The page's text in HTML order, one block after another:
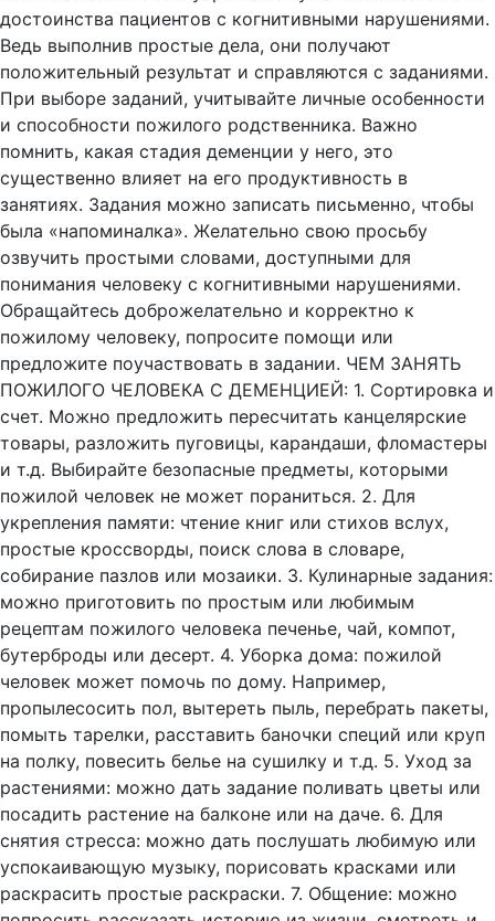
достоинства пациентов с когнитивными нарушениями.
Ведь выполнив простые дела, они получают
положительный результат и справляются с заданиями.
При выборе заданий, учитывайте личные особенности
и способности пожилого родственника. Важно
помнить, какая стадия деменции у него, это
существенно влияет на его продуктивность в
занятиях. Задания можно записать письменно, чтобы
была «напоминалка». Желательно свою просьбу
озвучить простыми словами, доступными для
понимания человеку с когнитивными нарушениями.
Обращайтесь доброжелательно и корректно к
пожилому человеку, попросите помощи или
предложите поучаствовать в задании. ЧЕМ ЗАНЯТЬ
ПОЖИЛОГО ЧЕЛОВЕКА С ДЕМЕНЦИЕЙ: 1. Сортировка и
счет. Можно предложить пересчитать канцелярские
товары, разложить пуговицы, карандаши, фломастеры
и т.д. Выбирайте безопасные предметы, которыми
пожилой человек не может пораниться. 2. Для
укрепления памяти: чтение книг или стихов вслух,
простые кроссворды, поиск слова в словаре,
собирание пазлов или мозаики. 3. Кулинарные задания:
можно приготовить по простым или любимым
рецептам пожилого человека печенье, чай, компот,
бутерброды или десерт. 4. Уборка дома: пожилой
человек может помочь по дому. Например,
пропылесосить пол, вытереть пыль, перебрать пакеты,
помыть тарелки, расставить баночки специй или круп
на полку, повесить белье на сушилку и т.д. 5. Уход за
растениями: можно дать задание поливать цветы или
посадить растение на балконе или на даче. 6. Для
снятия стресса: можно дать послушать любимую или
успокаивающую музыку, порисовать красками или
раскрасить простые раскраски. 7. Общение: можно